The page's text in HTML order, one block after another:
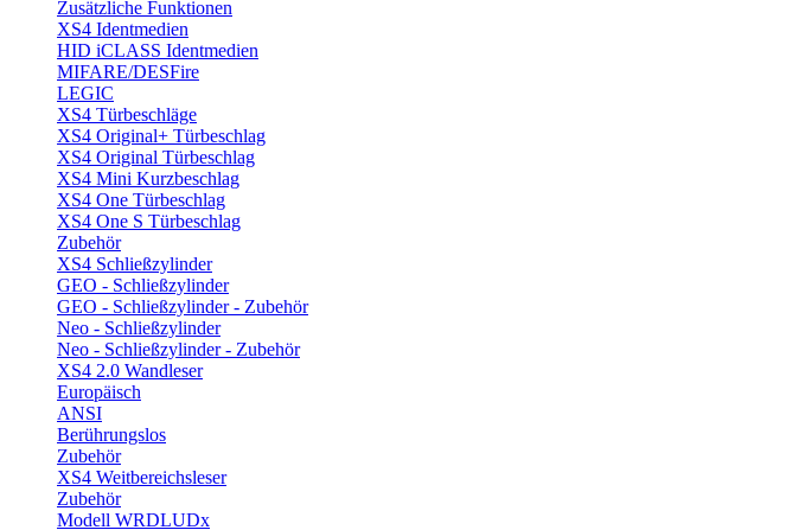
Zusätzliche Funktionen
XS4 Identmedien
HID iCLASS Identmedien
MIFARE/DESFire
LEGIC
XS4 Türbeschläge
XS4 Original+ Türbeschlag
XS4 Original Türbeschlag
XS4 Mini Kurzbeschlag
XS4 One Türbeschlag
XS4 One S Türbeschlag
Zubehör
XS4 Schließzylinder
GEO - Schließzylinder
GEO - Schließzylinder - Zubehör
Neo - Schließzylinder
Neo - Schließzylinder - Zubehör
XS4 2.0 Wandleser
Europäisch
ANSI
Berührungslos
Zubehör
XS4 Weitbereichsleser
Zubehör
Modell WRDLUDx